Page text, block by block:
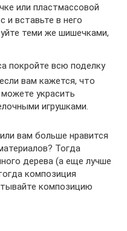
или пластмассовой
и вставьте в него
теми же шишечками,
покройте всю поделку
вам кажется, что
украсить
игрушками.
вам больше нравится
Тогда
дерева (а еще лучше
композиция
композицию